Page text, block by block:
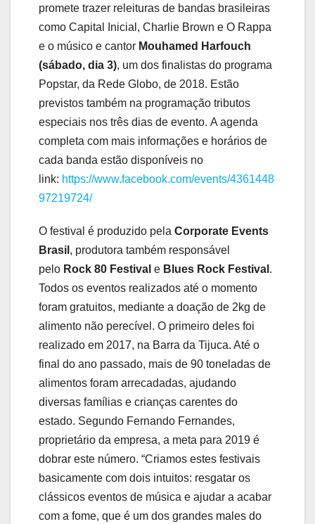
promete trazer releituras de bandas brasileiras
como Capital Inicial, Charlie Brown e O Rappa
e o músico e cantor Mouhamed Harfouch
(sábado, dia 3), um dos finalistas do programa
Popstar, da Rede Globo, de 2018. Estão
previstos também na programação tributos
especiais nos três dias de evento. A agenda
completa com mais informações e horários de
cada banda estão disponíveis no
link: https://www.facebook.com/events/4361448
97219724/
O festival é produzido pela Corporate Events
Brasil , produtora também responsável
pelo Rock 80 Festival e Blues Rock Festival .
Todos os eventos realizados até o momento
foram gratuitos, mediante a doação de 2kg de
alimento não perecível. O primeiro deles foi
realizado em 2017, na Barra da Tijuca. Até o
final do ano passado, mais de 90 toneladas de
alimentos foram arrecadadas, ajudando
diversas famílias e crianças carentes do
estado. Segundo Fernando Fernandes,
proprietário da empresa, a meta para 2019 é
dobrar este número. “Criamos estes festivais
basicamente com dois intuitos: resgatar os
clássicos eventos de música e ajudar a acabar
com a fome, que é um dos grandes males do